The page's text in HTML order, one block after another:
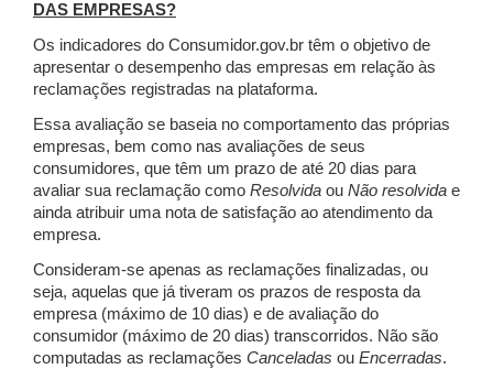
DAS EMPRESAS?
Os indicadores do Consumidor.gov.br têm o objetivo de
apresentar o desempenho das empresas em relação às
reclamações registradas na plataforma.
Essa avaliação se baseia no comportamento das próprias
empresas, bem como nas avaliações de seus
consumidores, que têm um prazo de até 20 dias para
avaliar sua reclamação como Resolvida ou Não resolvida e
ainda atribuir uma nota de satisfação ao atendimento da
empresa.
Consideram-se apenas as reclamações finalizadas, ou
seja, aquelas que já tiveram os prazos de resposta da
empresa (máximo de 10 dias) e de avaliação do
consumidor (máximo de 20 dias) transcorridos. Não são
computadas as reclamações Canceladas ou Encerradas.